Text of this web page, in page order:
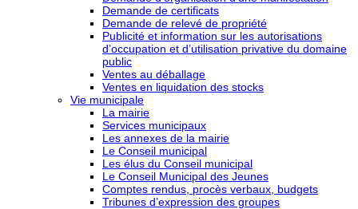
Demande de certificats
Demande de relevé de propriété
Publicité et information sur les autorisations
d’occupation et d’utilisation privative du domaine
public
Ventes au déballage
Ventes en liquidation des stocks
Vie municipale
La mairie
Services municipaux
Les annexes de la mairie
Le Conseil municipal
Les élus du Conseil municipal
Le Conseil Municipal des Jeunes
Comptes rendus, procès verbaux, budgets
Tribunes d’expression des groupes